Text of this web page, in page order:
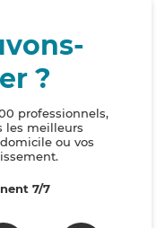
?
professionnels,
les meilleurs
ou vos
7/7